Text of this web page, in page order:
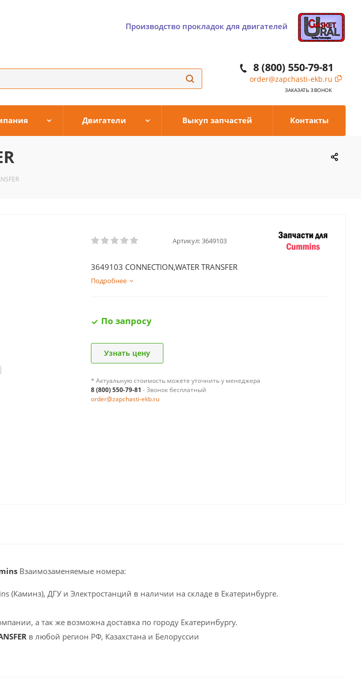
Производство прокладок для двигателей
8 (800) 550-79-81
order@zapchasti-ekb.ru
ЗАКАЗАТЬ ЗВОНОК
Двигатели Выкуп запчастей Контакты
Артикул:3649103
3649103 CONNECTION,WATER TRANSFER
Подробнее
По запросу
Узнать цену
* Актуальную стоимость можете уточнить у менеджера
8 (800) 550-79-81 - Звонок бесплатный
order@zapchasti-ekb.ru
Взаимозаменяемые номера:
(Каминз), ДГУ и Электростанций в наличии на складе в Екатеринбурге.
а так же возможна доставка по городу Екатеринбургу.
в любой регион РФ, Казахстана и Белоруссии